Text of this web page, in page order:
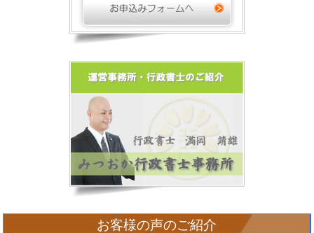
お客様の声のご紹介